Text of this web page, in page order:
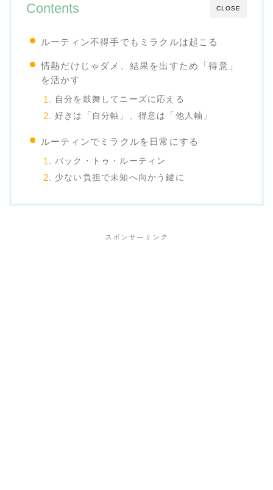
CLOSE
Contents
ルーティン不得手でもミラクルは起こる
情熱だけじゃダメ、結果を出すため「得意」
を活かす
自分を鼓舞してニーズに応える
好きは「自分軸」、得意は「他人軸」
ルーティンでミラクルを日常にする
バック・トゥ・ルーティン
少ない負担で未知へ向かう鍵に
スポンサーリンク